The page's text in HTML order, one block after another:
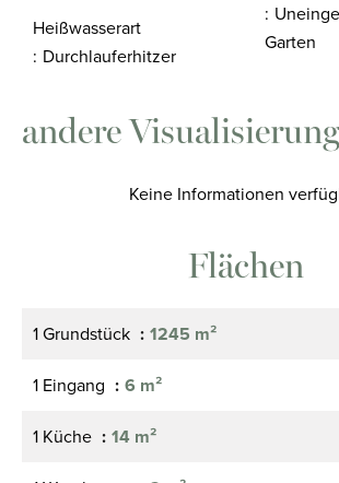
Heißwasserart
Durchlauferhitzer
Garten
andere
Keine Informationen
Flächen
1 Grundstück 1245 m²
1 Eingang 6 m²
1 Küche 14 m²